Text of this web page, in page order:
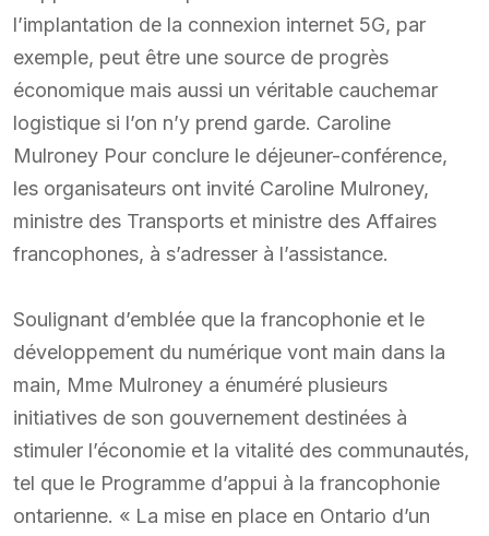
l’implantation de la connexion internet 5G, par
exemple, peut être une source de progrès
économique mais aussi un véritable cauchemar
logistique si l’on n’y prend garde. Caroline
Mulroney Pour conclure le déjeuner-conférence,
les organisateurs ont invité Caroline Mulroney,
ministre des Transports et ministre des Affaires
francophones, à s’adresser à l’assistance.
Soulignant d’emblée que la francophonie et le
développement du numérique vont main dans la
main, Mme Mulroney a énuméré plusieurs
initiatives de son gouvernement destinées à
stimuler l’économie et la vitalité des communautés,
tel que le Programme d’appui à la francophonie
ontarienne. « La mise en place en Ontario d’un